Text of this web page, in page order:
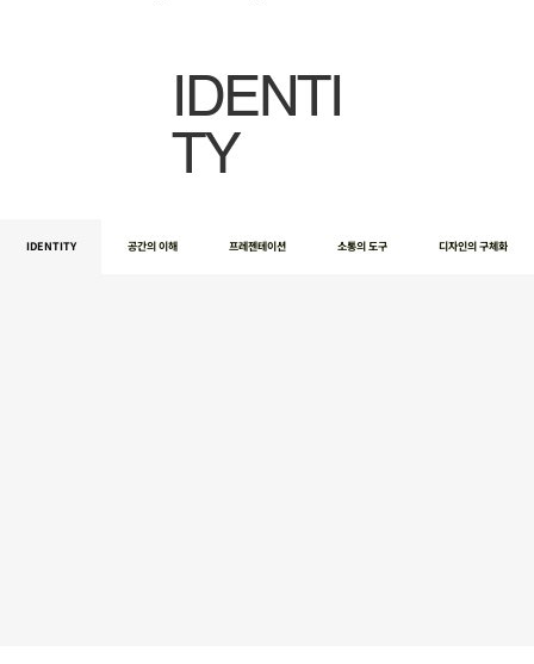
IDENTI
TY
IDENTITY 공간의 이해 프레젠테이션 소통의 도구 디자인의 구체화